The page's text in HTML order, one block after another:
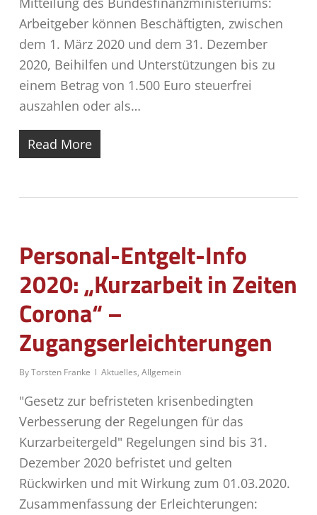
Arbeitgeber können Beschäftigten, zwischen
dem 1. März 2020 und dem 31. Dezember
2020, Beihilfen und Unterstützungen bis zu
einem Betrag von 1.500 Euro steuerfrei
auszahlen oder als…
Read More
Personal-Entgelt-Info
2020: „Kurzarbeit in Zeiten
Corona“ –
Zugangserleichterungen
ByTorsten Franke Aktuelles, Allgemein
"Gesetz zur befristeten krisenbedingten
Verbesserung der Regelungen für das
Kurzarbeitergeld" Regelungen sind bis 31.
Dezember 2020 befristet und gelten
Rückwirken und mit Wirkung zum 01.03.2020.
Zusammenfassung der Erleichterungen: